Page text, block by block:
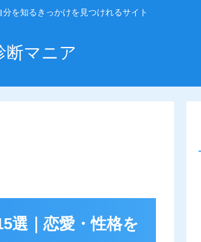
を知るきっかけを見つけれるサイト
断マニア
選｜恋愛・性格を